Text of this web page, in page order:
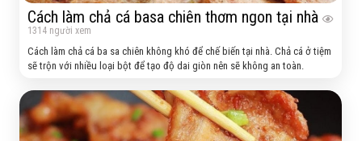
Cách làm chả cá basa chiên thơm ngon tại nhà
1314 người xem
Cách làm chả cá ba sa chiên không khó để chế biến tại nhà. Chả cá ở tiệm
sẽ trộn với nhiều loại bột để tạo độ dai giòn nên sẽ không an toàn.